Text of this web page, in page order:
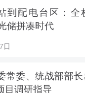
到配电台区：全
储拼凑时代
日
常委、统战部部
目调研指导